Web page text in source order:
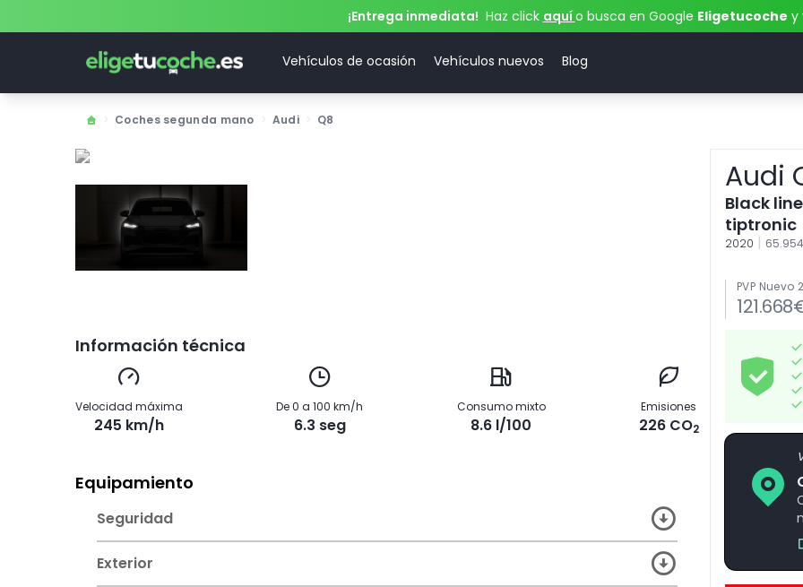
¡Entrega inmediata! Haz click aquío busca en Google Eligetucoche y
Vehículos de ocasión Vehículos nuevos Blog
Coches segunda mano Audi Q8
Información técnica
Velocidad máxima
245 km/h
De 0 a 100 km/h
6.3 seg
Consumo mixto
8.6 l/100
Emisiones
226 CO2
Equipamiento
Seguridad
Exterior
Audi
Black
tiptronic
2020 |
PVP Nuevo